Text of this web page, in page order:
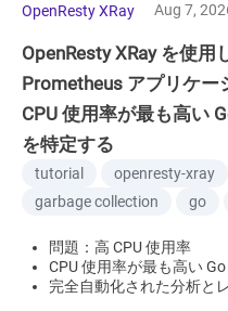
OpenResty XRay Aug 7,
OpenResty XRay を使用
Prometheus アプリケー
CPU 使用率が最も高い
を特定する
tutorial openresty-xray
garbage collection
go
問題：高 CPU 使用率
CPU 使用率が最も高い
完全自動化された分析と